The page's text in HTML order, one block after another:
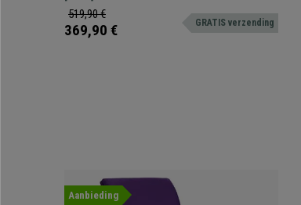
en gebruiksgemak. Ideaal voor wachtkamers,
vergaderruimtes, conferenties, etc.
519,90 €
369,90 € GRATIS verzending
Aanbieding